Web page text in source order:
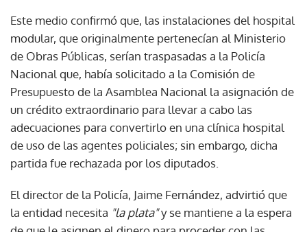
Este medio confirmó que, las instalaciones del hospital
modular, que originalmente pertenecían al Ministerio
de Obras Públicas, serían traspasadas a la Policía
Nacional que, había solicitado a la Comisión de
Presupuesto de la Asamblea Nacional la asignación de
un crédito extraordinario para llevar a cabo las
adecuaciones para convertirlo en una clínica hospital
de uso de las agentes policiales; sin embargo, dicha
partida fue rechazada por los diputados.
El director de la Policía, Jaime Fernández, advirtió que
la entidad necesita "la plata"y se mantiene a la espera